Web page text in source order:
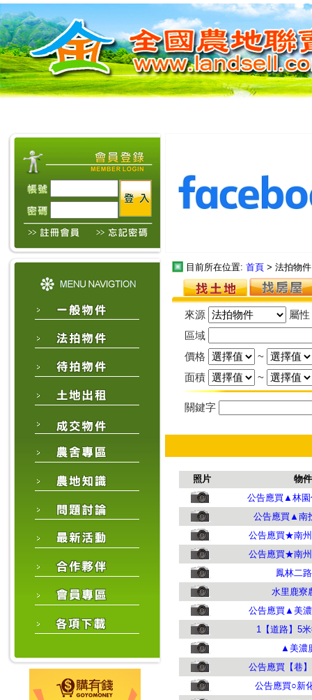
目前所在位置: 首頁 > 法拍物
來源
屬
區域
價格
~
面積
~
關鍵字
照片
物
公告應買▲林園
公告應買▲南
公告應買★南
公告應買★南
鳳林二
水里鹿寮
公告應買▲美
1【道路】5
▲美濃
公告應買【巷
公告應買○新